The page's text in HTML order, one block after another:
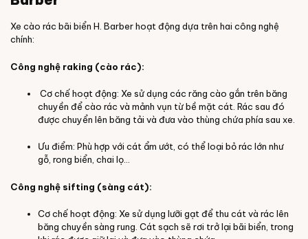
Xe cào rác bãi biển H. Barber hoạt động dựa trên hai công nghệ
chính:
Công nghệ raking (cào rác):
Cơ chế hoạt động: Xe sử dụng các răng cào gắn trên băng
chuyền để cào rác và mảnh vụn từ bề mặt cát. Rác sau đó
được chuyển lên băng tải và đưa vào thùng chứa phía sau xe.
Ưu điểm: Phù hợp với cát ẩm ướt, có thể loại bỏ rác lớn như
gỗ, rong biển, chai lọ...
Công nghệ sifting (sàng cát):
Cơ chế hoạt động: Xe sử dụng lưỡi gạt để thu cát và rác lên
băng chuyền sàng rung. Cát sạch sẽ rơi trở lại bãi biển, trong